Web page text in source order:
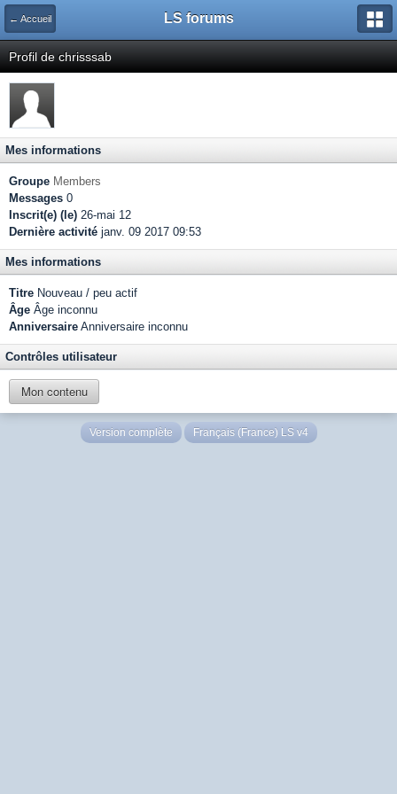
← Accueil LS forums
Profil de chrisssab
Mes informations
Groupe Members
Messages 0
Inscrit(e) (le) 26-mai 12
Dernière activité janv. 09 2017 09:53
Mes informations
Titre Nouveau / peu actif
Âge Âge inconnu
Anniversaire Anniversaire inconnu
Contrôles utilisateur
Mon contenu
Version complète Français (France) LS v4